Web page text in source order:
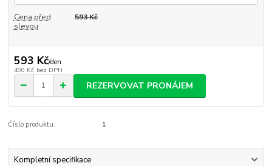
Cena před
slevou
593 Kč
593 Kč/den
490 Kč bez DPH
REZERVOVAT PRONÁJEM
Číslo produktu: 1
Kompletní specifikace